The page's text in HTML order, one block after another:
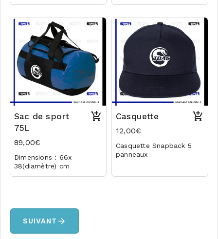
Volume : 42L
Sac de sport
75L
89,00€
Dimensions : 66x
38(diamètre) cm
Volume : 75L
Casquette
12,00€
Casquette Snapback 5
panneaux
SUIVANT arrow_forward